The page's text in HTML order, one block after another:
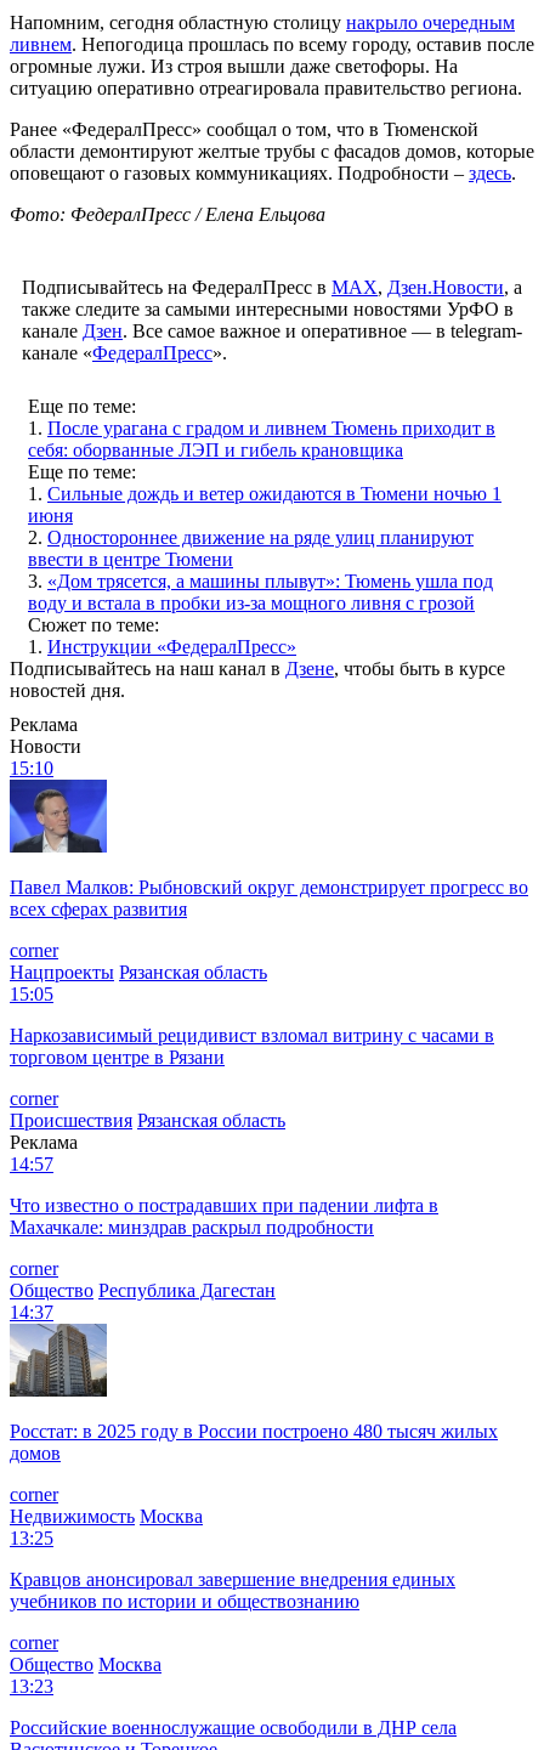
Напомним, сегодня областную столицу накрыло очередным
ливнем. Непогодица прошлась по всему городу, оставив после
огромные лужи. Из строя вышли даже светофоры. На
ситуацию оперативно отреагировала правительство региона.
Ранее «ФедералПресс» сообщал о том, что в Тюменской
области демонтируют желтые трубы с фасадов домов, которые
оповещают о газовых коммуникациях. Подробности – здесь.
Фото: ФедералПресс / Елена Ельцова
Подписывайтесь на ФедералПресс в МАХ, Дзен.Новости, а
также следите за самыми интересными новостями УрФО в
канале Дзен. Все самое важное и оперативное — в telegram-
канале «ФедералПресс».
Еще по теме:
1. После урагана с градом и ливнем Тюмень приходит в
себя: оборванные ЛЭП и гибель крановщика
Еще по теме:
1. Сильные дождь и ветер ожидаются в Тюмени ночью 1
июня
2. Одностороннее движение на ряде улиц планируют
ввести в центре Тюмени
3. «Дом трясется, а машины плывут»: Тюмень ушла под
воду и встала в пробки из-за мощного ливня с грозой
Сюжет по теме:
1. Инструкции «ФедералПресс»
Подписывайтесь на наш канал в Дзене, чтобы быть в курсе
новостей дня.
Реклама
Новости
15:10
Павел Малков: Рыбновский округ демонстрирует прогресс во
всех сферах развития
corner
Нацпроекты Рязанская область
15:05
Наркозависимый рецидивист взломал витрину с часами в
торговом центре в Рязани
corner
Происшествия Рязанская область
Реклама
14:57
Что известно о пострадавших при падении лифта в
Махачкале: минздрав раскрыл подробности
corner
Общество Республика Дагестан
14:37
Росстат: в 2025 году в России построено 480 тысяч жилых
домов
corner
Недвижимость Москва
13:25
Кравцов анонсировал завершение внедрения единых
учебников по истории и обществознанию
corner
Общество Москва
13:23
Российские военнослужащие освободили в ДНР села